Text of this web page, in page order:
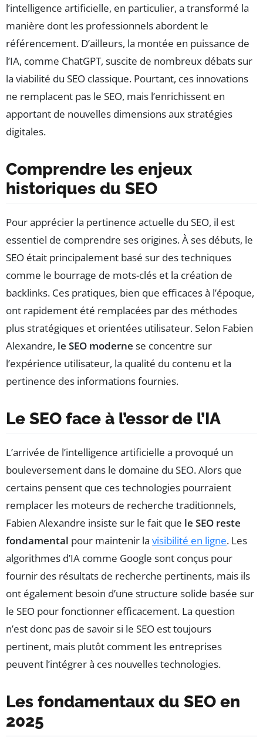
l’intelligence artificielle, en particulier, a transformé la
manière dont les professionnels abordent le
référencement. D’ailleurs, la montée en puissance de
l’IA, comme ChatGPT, suscite de nombreux débats sur
la viabilité du SEO classique. Pourtant, ces innovations
ne remplacent pas le SEO, mais l’enrichissent en
apportant de nouvelles dimensions aux stratégies
digitales.
Comprendre les enjeux
historiques du SEO
Pour apprécier la pertinence actuelle du SEO, il est
essentiel de comprendre ses origines. À ses débuts, le
SEO était principalement basé sur des techniques
comme le bourrage de mots-clés et la création de
backlinks. Ces pratiques, bien que efficaces à l’époque,
ont rapidement été remplacées par des méthodes
plus stratégiques et orientées utilisateur. Selon Fabien
Alexandre, le SEO moderne se concentre sur
l’expérience utilisateur, la qualité du contenu et la
pertinence des informations fournies.
Le SEO face à l’essor de l’IA
L’arrivée de l’intelligence artificielle a provoqué un
bouleversement dans le domaine du SEO. Alors que
certains pensent que ces technologies pourraient
remplacer les moteurs de recherche traditionnels,
Fabien Alexandre insiste sur le fait que le SEO reste
fondamental pour maintenir la visibilité en ligne. Les
algorithmes d’IA comme Google sont conçus pour
fournir des résultats de recherche pertinents, mais ils
ont également besoin d’une structure solide basée sur
le SEO pour fonctionner efficacement. La question
n’est donc pas de savoir si le SEO est toujours
pertinent, mais plutôt comment les entreprises
peuvent l’intégrer à ces nouvelles technologies.
Les fondamentaux du SEO en
2025